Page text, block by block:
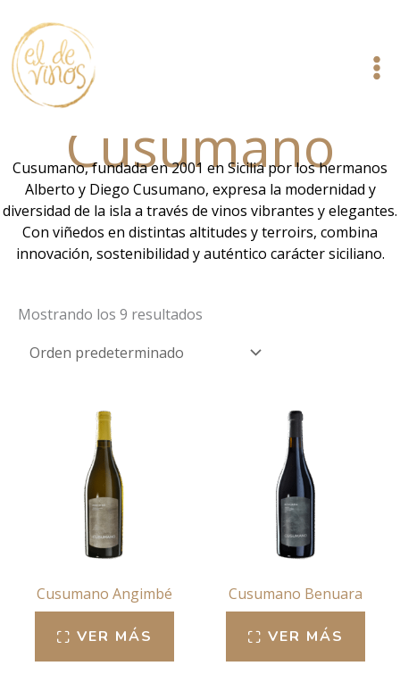
contenido
Cusumano
Cusumano, fundada en 2001 en Sicilia por los hermanos
Alberto y Diego Cusumano, expresa la modernidad y
diversidad de la isla a través de vinos vibrantes y elegantes.
Con viñedos en distintas altitudes y terroirs, combina
innovación, sostenibilidad y auténtico carácter siciliano.
Mostrando los 9 resultados
Cusumano Angimbé
VER MÁS
Cusumano Benuara
VER MÁS